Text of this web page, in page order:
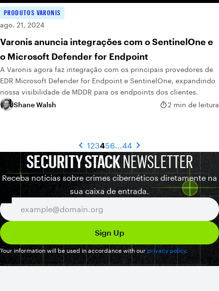
PRODUTOS VARONIS
ago. 21, 2024
Varonis anuncia integrações com o SentinelOne e
o Microsoft Defender for Endpoint
A Varonis agora faz integração com os principais provedores de
EDR Microsoft Defender for Endpoint e SentinelOne, expandindo
nossa visibilidade de MDDR para os endpoints dos clientes.
Shane Walsh
2 min de leitura
123456...44
SECURITY STACKNEWSLETTER
Receba notícias sobre crimes cibernéticos diretamente na
sua caixa de entrada.
Your information will be used in accordance with our privacy policy.